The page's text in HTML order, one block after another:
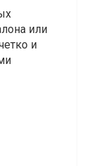
или
и